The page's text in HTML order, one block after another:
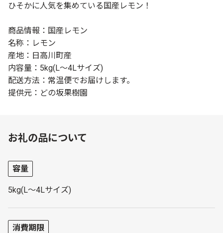
ひそかに人気を集めている国産レモン！
商品情報：国産レモン
名称：レモン
産地：日高川町産
内容量：5kg(L～4Lサイズ)
配送方法：常温便でお届けします。
提供元：どの坂果樹園
お礼の品について
容量
5kg(L～4Lサイズ)
消費期限